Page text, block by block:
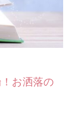
お洒落の